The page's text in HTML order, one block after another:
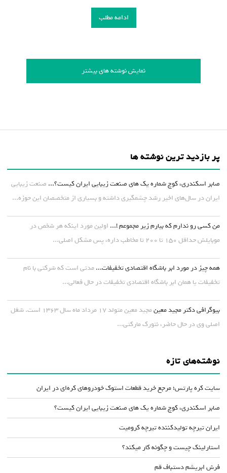
ادامه مطلب
نمایش نوشته های بیشتر
پر بازدید ترین نوشته ها
صابر اسکندری، کوچ شماره یک های صنعت زیبایی ایران کیست؟... صنعت زیبایی
ایران در سال‌های اخیر رشد چشمگیری داشته و بسیاری از متخصصان این حوزه...
من کسی رو ندارم که بیارم زیر مجموعم !... اولین مورد اینکه هر شخص در
موبایلش حداقل ۱۵۰ تا ۲۰۰ تا مخاطب داره، پس مشکل اصلی...
همه چیز در مورد ابر باشگاه اقتصادی تخفیفات... مدتی است که شرکتی با نام
تخفیفات یا همان ابر باشگاه اقتصادی تخفیفات در حال فعالی...
بیوگرافی دکتر مجید معین
مجید معین متولد ۱۷ مرداد ماه سال ۱۳۶۳ است. شغل
اصلی وی در حال حاضر، نتورک مارکتی...
نوشته‌های تازه
سایت کره پارتس؛ مرجع خرید قطعات استوک خودروهای کره‌ای در ایران
صابر اسکندری، کوچ شماره یک های صنعت زیبایی ایران کیست؟
ایران تیرچه تولیدکننده تیرچه کرومیت
استارلینک چیست و چگونه کار میکند؟
فرش ابریشم دستباف قم